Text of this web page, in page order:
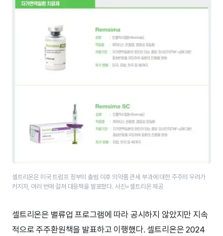
셀트리온은 미국 트럼프 정부의 출범 이후 의약품 관세 부과에 대한 주주의 우려가
커지자, 여러 번에 걸쳐 대응책을 발표했다. 사진=셀트리온 제공
셀트리온은 밸류업 프로그램에 따라 공시하지 않았지만 지속
적으로 주주환원책을 발표하고 이행했다. 셀트리온은 2024